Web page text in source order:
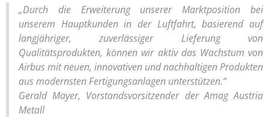
„Durch die Erweiterung unserer Marktposition bei
unserem Hauptkunden in der Luftfahrt, basierend auf
langjähriger, zuverlässiger Lieferung von
Qualitätsprodukten, können wir aktiv das Wachstum von
Airbus mit neuen, innovativen und nachhaltigen Produkten
aus modernsten Fertigungsanlagen unterstützen.“
Gerald Mayer, Vorstandsvorsitzender der Amag Austria
Metall